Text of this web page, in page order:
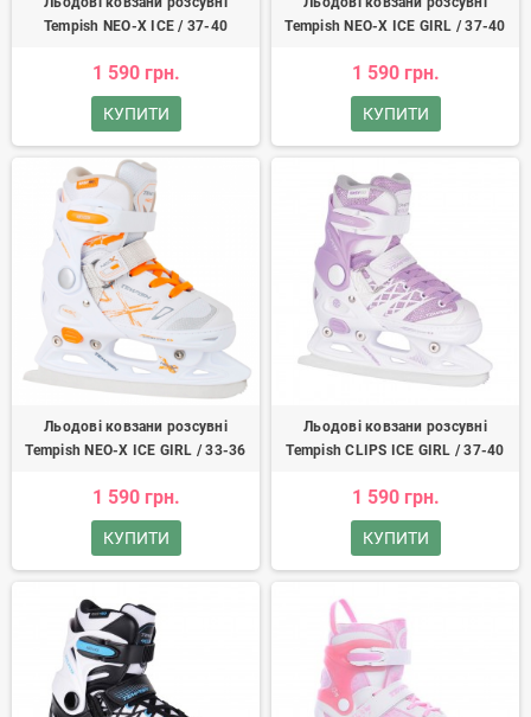
Tempish NEO-X ICE / 37-40
1 590 грн.
КУПИТИ
Tempish NEO-X ICE GIRL / 37-40
1 590 грн.
КУПИТИ
Льодові ковзани розсувні
Tempish NEO-X ICE GIRL / 33-36
1 590 грн.
КУПИТИ
Льодові ковзани розсувні
Tempish CLIPS ICE GIRL / 37-40
1 590 грн.
КУПИТИ